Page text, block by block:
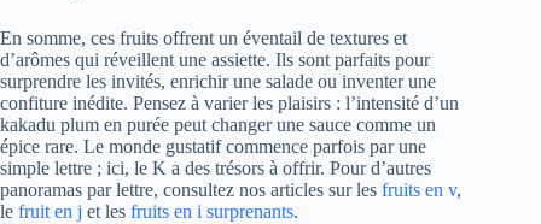
En somme, ces fruits offrent un éventail de textures et
d’arômes qui réveillent une assiette. Ils sont parfaits pour
surprendre les invités, enrichir une salade ou inventer une
confiture inédite. Pensez à varier les plaisirs : l’intensité d’un
kakadu plum en purée peut changer une sauce comme un
épice rare. Le monde gustatif commence parfois par une
simple lettre ; ici, le K a des trésors à offrir. Pour d’autres
panoramas par lettre, consultez nos articles sur les fruits en v,
le fruit en j et les fruits en i surprenants.